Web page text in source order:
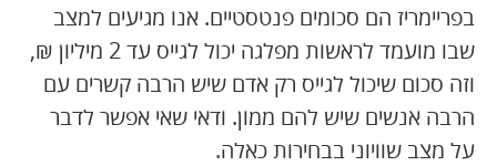
בפריימריז הם סכומים פנטסטיים. אנו מגיעים למצב
שבו מועמד לראשות מפלגה יכול לגייס עד 2 מיליון ₪,
וזה סכום שיכול לגייס רק אדם שיש הרבה קשרים עם
הרבה אנשים שיש להם ממון. ודאי שאי אפשר לדבר
על מצב שוויוני בבחירות כאלה.